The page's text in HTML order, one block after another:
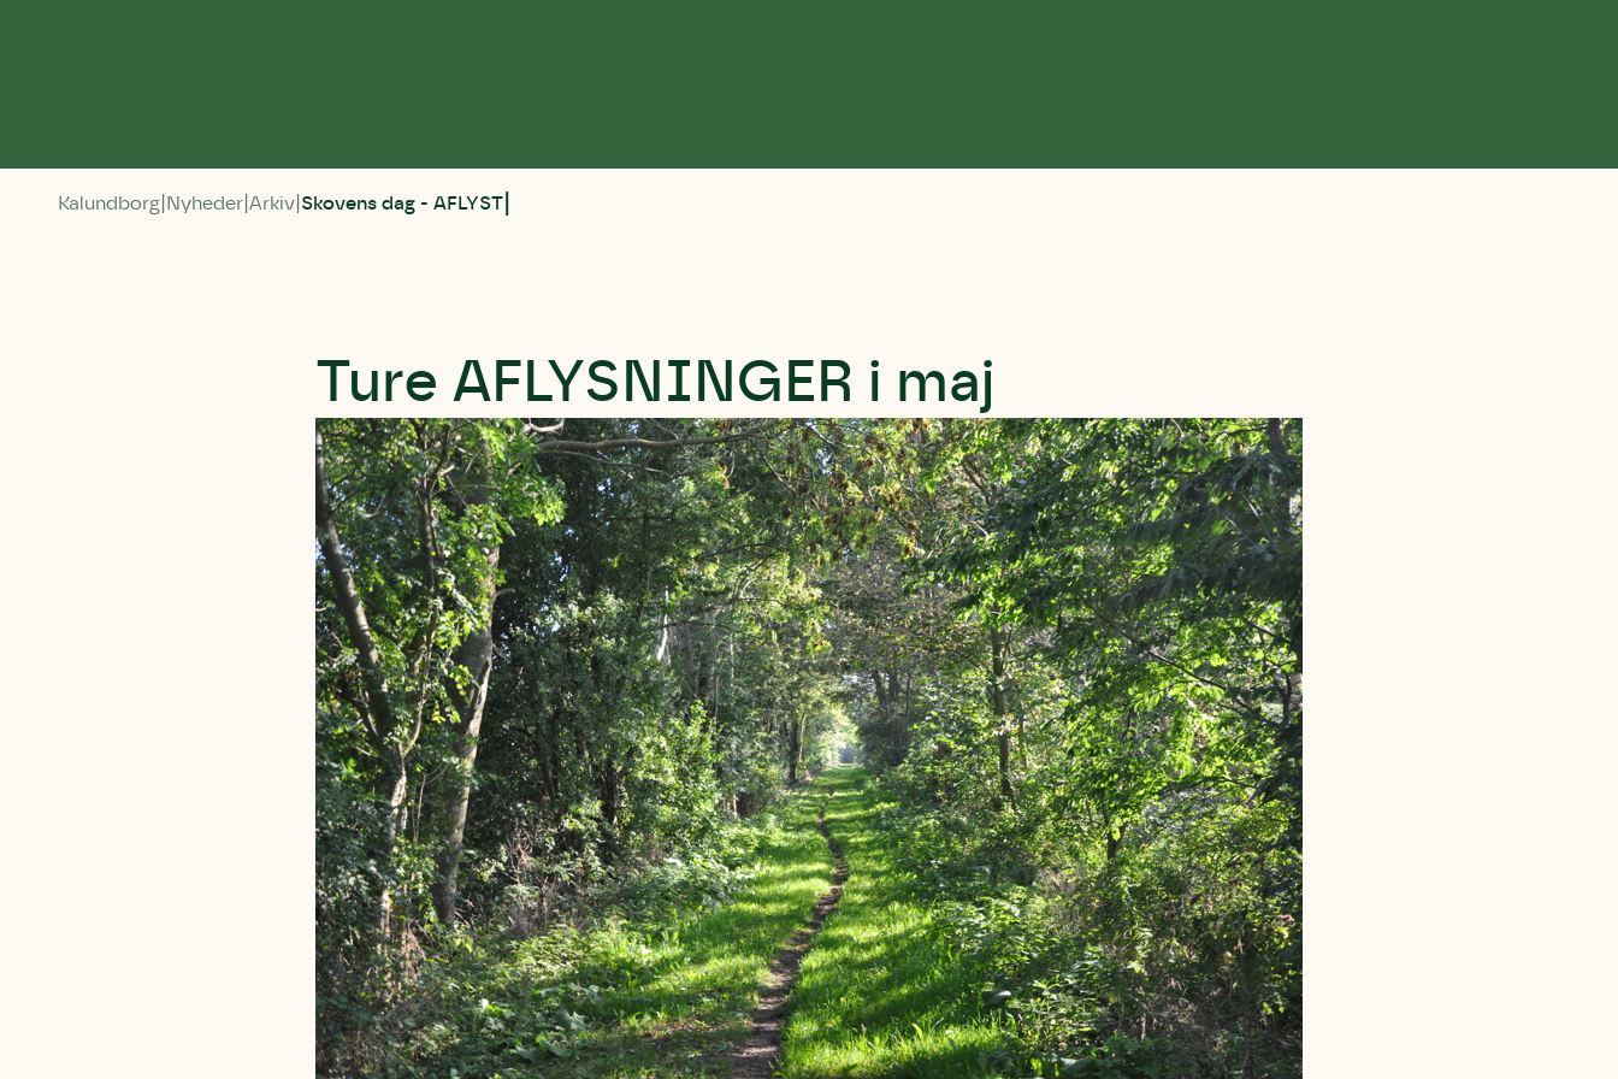
Kalundborg Nyheder Arkiv Skovens dag - AFLYST
Ture AFLYSNINGER i maj
Du skriver under på
Linie 1
Test
Hjørring
Linie 2
Skriv under (hjørring)
Fornavn
Efternavn
Email
Telefon
Danmarks Naturfredningsforening må
gerne kontakte mig med nyt om sagen
samt fremtidige underskriftindsamlinger
Du skriver under på
Første punkt
Endelig er kvashegnet også
et godt hjem for jordhumle,
der nok er den mest kendte
af de danske humlebiarter.
Den store humlebi – eller
brumbasse som mange
kalder den.
Andet punkt
Humlebier bestøver effektivt
blomster og afgrøder i din
have.
Sund Limfjord
Fornavn
Efternavn
Email
Telefon
Danmarks Naturfredningsforening må gerne kontakte
mig med nyt om sagen samt fremtidige
underskriftindsamlinger og andre støttemuligheder.
Du skriver under på
Storken tilbage til Kolding
Storken tilbage til Kolding
Fornavn
Efternavn
Email
Telefon
Danmarks Naturfredningsforening må gerne
kontakte mig med nyt om sagen samt
fremtidige underskriftindsamlinger og andre